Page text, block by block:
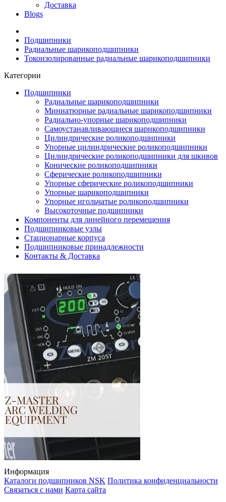
Доставка
Blogs
Подшипники
Радиальные шарикоподшипники
Токоизолированные радиальные шарикоподшипники
Категории
Подшипники
Радиальные шарикоподшипники
Миниатюрные радиальные шарикоподшипники
Радиально-упорные шарикоподшипники
Самоустанавливающиеся шарикоподшипники
Цилиндрические роликоподшипники
Упорные цилиндрические роликоподшипники
Цилиндрические роликоподшипники для шкивов
Конические роликоподшипники
Сферические роликоподшипники
Упорные сферические роликоподшипники
Упорные шарикоподшипники
Упорные игольчатые роликоподшипники
Высокоточные подшипники
Компоненты для линейного перемещения
Подшипниковые узлы
Стационарные корпуса
Подшипниковые принадлежности
Контакты & Доставка
Информация
Каталоги подшипников NSK Политика конфиденциальности
Связаться с нами Карта сайта